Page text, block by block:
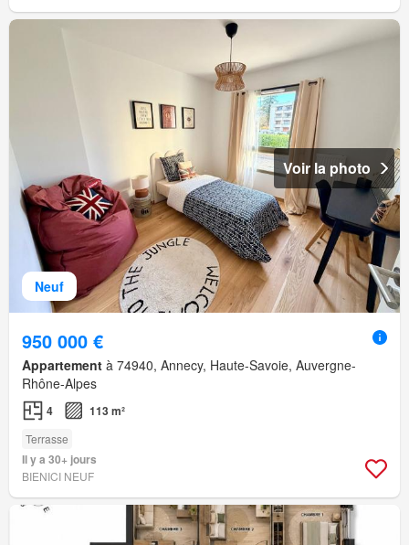
Neuf
Voir la photo
950 000 €
Appartement à 74940, Annecy, Haute-Savoie, Auvergne-
Rhône-Alpes
4 113 m²
Terrasse
Il y a 30+ jours
BIENICI NEUF